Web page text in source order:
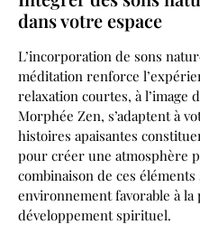
dans votre espace
L’incorporation de sons
méditation renforce
relaxation courtes, à l’image
Morphée Zen, s’adaptent à
histoires apaisantes
pour créer une atmosphère
combinaison de ces
environnement favorable à
développement spirituel.